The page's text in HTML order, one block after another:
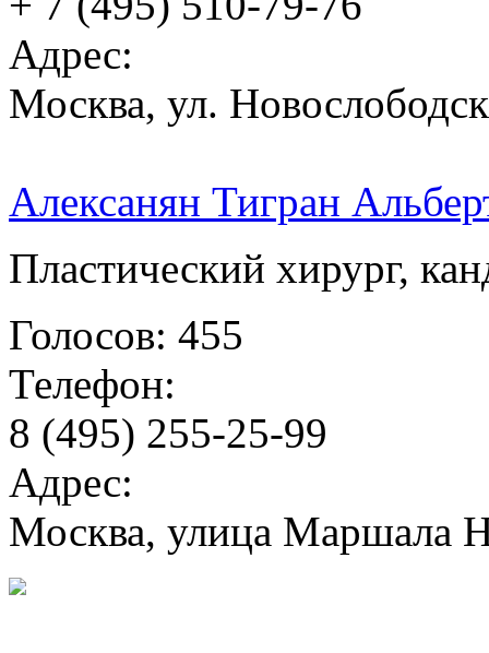
Адрес:
Москва, ул.
Алексанян Тигран
Пластический хирург,
Голосов: 455
Телефон:
8 (495) 255-25-99
Адрес:
Москва, улица Маршала